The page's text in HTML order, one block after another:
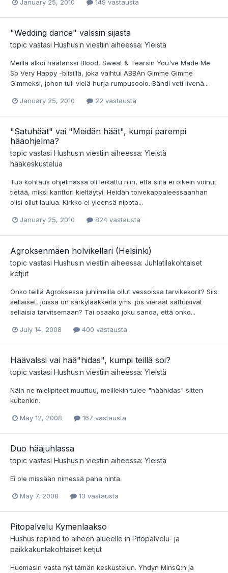
January 25, 2010 149 vastausta
"Wedding dance" valssin sijasta
topic vastasi Hushus:n viestiin aiheessa: Yleistä
Meillä alkoi häätanssi Blood, Sweat & Tearsin You've Made Me
So Very Happy -biisillä, joka vaihtui ABBAn Gimme Gimme
Gimmeksi, johon tuli vielä hurja rumpusoolo. Bändi veti livenä...
January 25, 2010 22 vastausta
"Satuhäät" vai "Meidän häät", kumpi parempi
hääohjelma?
topic vastasi Hushus:n viestiin aiheessa: Yleistä
hääkeskustelua
Tuo kohtaus ohjelmassa oli leikattu niin, että siitä ei oikein voinut
tietää, miksi kanttori kieltäytyi. Heidän toivekappaleessaanhan
olisi ollut laulua. Kirkko ei yleensä nipota...
January 25, 2010 824 vastausta
Agroksenmäen holvikellari (Helsinki)
topic vastasi Hushus:n viestiin aiheessa: Juhlatilakohtaiset
ketjut
Onko teillä Agroksessa juhlineilla ollut vessoissa tarvikekorit? Siis
sellaiset, joissa on särkylääkkeitä yms. jos vieraat sattuisivat
sellaisia tarvitsemaan? Tai osaako joku sanoa, että onko...
July 14, 2008 400 vastausta
Häävalssi vai hää"hidas", kumpi teillä soi?
topic vastasi Hushus:n viestiin aiheessa: Yleistä
Näin ne mielipiteet muuttuu, meillekin tulee "häähidas" sitten
kuitenkin.
May 12, 2008 167 vastausta
Duo hääjuhlassa
topic vastasi Hushus:n viestiin aiheessa: Yleistä
Ei ole missään nimessä paha hinta.
May 7, 2008 13 vastausta
Pitopalvelu Kymenlaakso
Hushus replied to aiheen alueelle in Pitopalvelu- ja
paikkakuntakohtaiset ketjut
Huomasin vasta nyt tämän keskustelun. Yhdyn MinsQ:n ja